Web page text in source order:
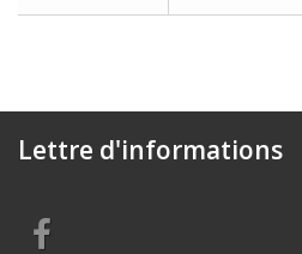
Lettre d'informations